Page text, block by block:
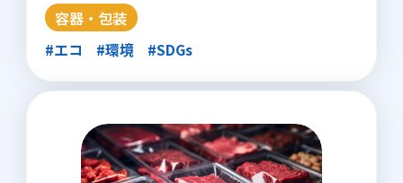
容器・包装
#エコ
#環境 #SDGs